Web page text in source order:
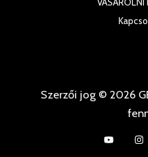
Szerzői jog © 2026